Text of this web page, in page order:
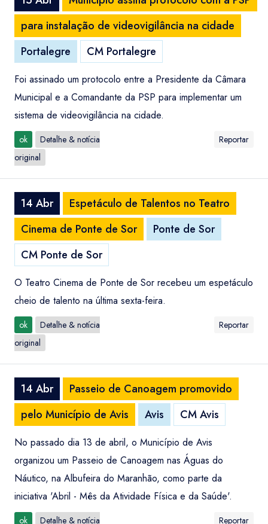
para instalação de videovigilância na cidade
Portalegre
CM Portalegre
Foi assinado um protocolo entre a Presidente da Câmara
Municipal e a Comandante da PSP para implementar um
sistema de videovigilância na cidade.
ok
Detalhe & notícia
original
Reportar
14 Abr
Espetáculo de Talentos no Teatro
Cinema de Ponte de Sor
Ponte de Sor
CM Ponte de Sor
O Teatro Cinema de Ponte de Sor recebeu um espetáculo
cheio de talento na última sexta-feira.
ok
Detalhe & notícia
original
Reportar
14 Abr
Passeio de Canoagem promovido
pelo Município de Avis
Avis CM Avis
No passado dia 13 de abril, o Município de Avis
organizou um Passeio de Canoagem nas Águas do
Náutico, na Albufeira do Maranhão, como parte da
iniciativa 'Abril - Mês da Atividade Física e da Saúde'.
ok Detalhe & notícia Reportar